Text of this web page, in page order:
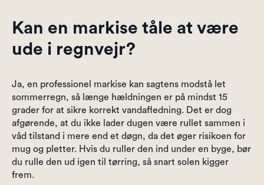
Kan en markise tåle at være
ude i regnvejr?
Ja, en professionel markise kan sagtens modstå let
sommerregn, så længe hældningen er på mindst 15
grader for at sikre korrekt vandafledning. Det er dog
afgørende, at du ikke lader dugen være rullet sammen i
våd tilstand i mere end et døgn, da det øger risikoen for
mug og pletter. Hvis du ruller den ind under en byge, bør
du rulle den ud igen til tørring, så snart solen kigger
frem.